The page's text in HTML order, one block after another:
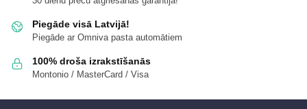
Piegāde visā Latvijā!
Piegāde ar Omniva pasta automātiem
100% droša izrakstīšanās
Montonio / MasterCard / Visa